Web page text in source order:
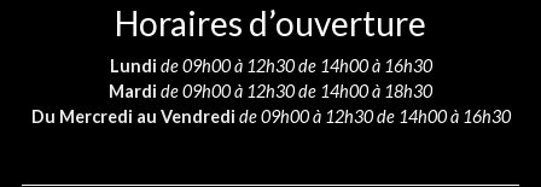
Horaires d’ouverture
Lundi de 09h00 à 12h30 de 14h00 à 16h30
Mardi de 09h00 à 12h30 de 14h00 à 18h30
Du Mercredi au Vendredi de 09h00 à 12h30 de 14h00 à 16h30